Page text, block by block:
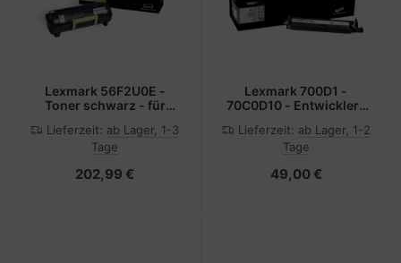
Lexmark 56F2U0E -
Toner schwarz - für
MX521, MX522, MX622
Lieferzeit: ab Lager, 1-3
Tage
202,99 €
Lexmark 700D1 -
70C0D10 - Entwickler-
CS317, CS410, CS417,
CS510, CS517, CX310,
CX510, CX517
Lieferzeit: ab Lager, 1-2
Tage
49,00 €